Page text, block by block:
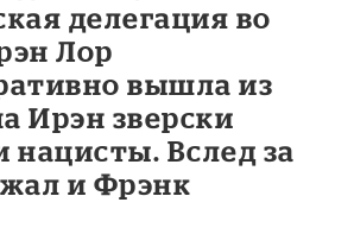
делегация во
Лор
вышла из
Ирэн зверски
нацисты. Вслед за
и Фрэнк